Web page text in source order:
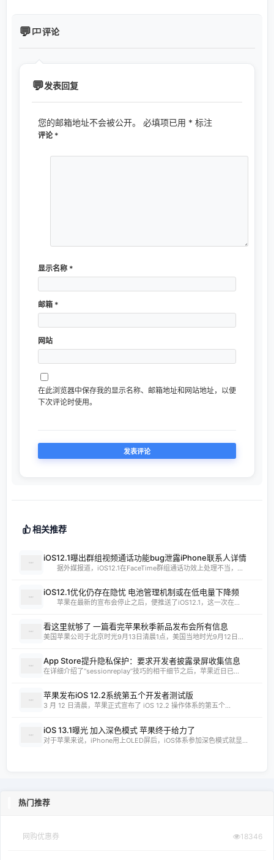
评论
发表回复
您的邮箱地址不会被公开。 必填项已用 * 标注
评论 *
显示名称 *
邮箱 *
网站
在此浏览器中保存我的显示名称、邮箱地址和网站地址，以便
下次评论时使用。
相关推荐
iOS12.1曝出群组视频通话功能bug泄露iPhone联系人详情
据外媒报道，iOS12.1在FaceTime群组通话功效上处理不当，...
iOS12.1优化仍存在隐忧 电池管理机制或在低电量下降频
苹果在最新的宣布会停止之后，便推送了iOS12.1，这一次在...
看这里就够了 一篇看完苹果秋季新品发布会所有信息
美国苹果公司于北京时光9月13日清晨1点，美国当地时光9月12日...
App Store提升隐私保护：要求开发者披露录屏收集信息
在详细介绍了“sessionreplay”技巧的相干细节之后，苹果近日已...
苹果发布iOS 12.2系统第五个开发者测试版
3 月 12 日清晨，苹果正式宣布了 iOS 12.2 操作体系的第五个...
iOS 13.1曝光 加入深色模式 苹果终于给力了
对于苹果来说，iPhone用上OLED屏后，iOS体系参加深色模式就显...
热门推荐
网购优惠券 18346